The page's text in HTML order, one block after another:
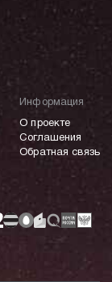
Информация
О проекте
Соглашения
Обратная связь